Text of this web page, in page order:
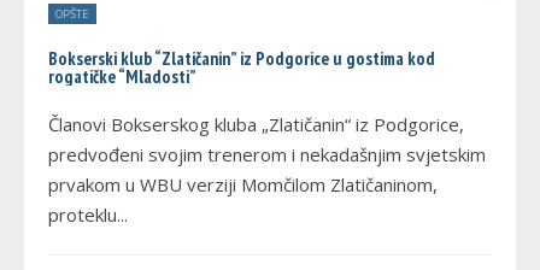
OPŠTE
Bokserski klub “Zlatičanin” iz Podgorice u gostima kod
rogatičke “Mladosti”
Članovi Bokserskog kluba „Zlatičanin“ iz Podgorice,
predvođeni svojim trenerom i nekadašnjim svjetskim
prvakom u WBU verziji Momčilom Zlatičaninom,
proteklu...